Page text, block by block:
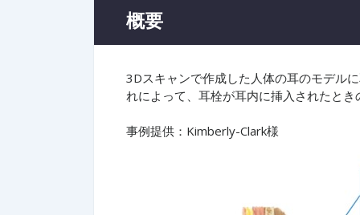
概要
3Dスキャンで作成した人体の耳のモデル
れによって、耳栓が耳内に挿入されたと
事例提供：Kimberly-Clark様